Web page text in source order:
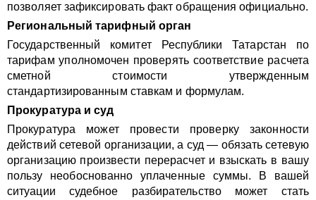
позволяет зафиксировать факт обращения официально.
Региональный тарифный орган
Государственный комитет Республики Татарстан по
тарифам уполномочен проверять соответствие расчета
сметной стоимости утвержденным
стандартизированным ставкам и формулам.
Прокуратура и суд
Прокуратура может провести проверку законности
действий сетевой организации, а суд — обязать сетевую
организацию произвести перерасчет и взыскать в вашу
пользу необоснованно уплаченные суммы. В вашей
ситуации судебное разбирательство может стать